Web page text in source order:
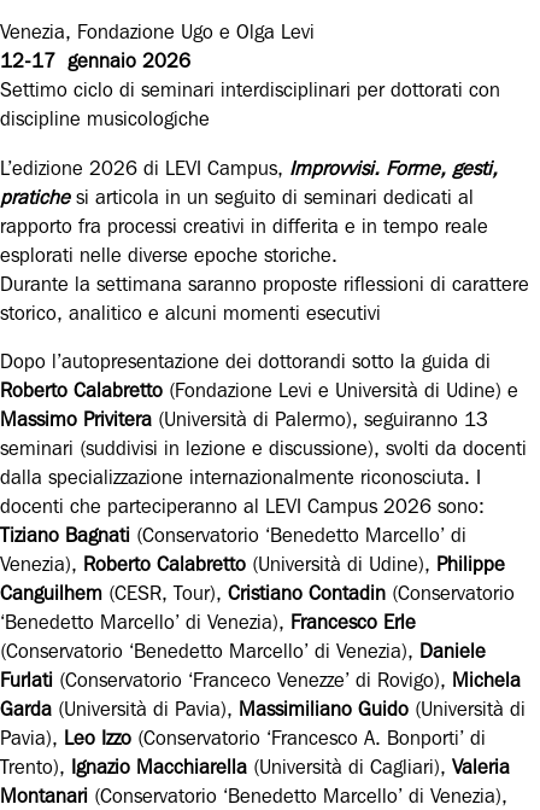
Venezia, Fondazione Ugo e Olga Levi
12-17 gennaio 2026
Settimo ciclo di seminari interdisciplinari per dottorati con
discipline musicologiche
L’edizione 2026 di LEVI Campus, Improvvisi. Forme, gesti,
pratiche si articola in un seguito di seminari dedicati al
rapporto fra processi creativi in differita e in tempo reale
esplorati nelle diverse epoche storiche.
Durante la settimana saranno proposte riflessioni di carattere
storico, analitico e alcuni momenti esecutivi
Dopo l’autopresentazione dei dottorandi sotto la guida di
Roberto Calabretto (Fondazione Levi e Università di Udine) e
Massimo Privitera (Università di Palermo), seguiranno 13
seminari (suddivisi in lezione e discussione), svolti da docenti
dalla specializzazione internazionalmente riconosciuta. I
docenti che parteciperanno al LEVI Campus 2026 sono:
Tiziano Bagnati (Conservatorio ‘Benedetto Marcello’ di
Venezia), Roberto Calabretto (Università di Udine), Philippe
Canguilhem (CESR, Tour), Cristiano Contadin (Conservatorio
‘Benedetto Marcello’ di Venezia), Francesco Erle
(Conservatorio ‘Benedetto Marcello’ di Venezia), Daniele
Furlati (Conservatorio ‘Franceco Venezze’ di Rovigo), Michela
Garda (Università di Pavia), Massimiliano Guido (Università di
Pavia), Leo Izzo (Conservatorio ‘Francesco A. Bonporti’ di
Trento), Ignazio Macchiarella (Università di Cagliari), Valeria
Montanari (Conservatorio ‘Benedetto Marcello’ di Venezia),